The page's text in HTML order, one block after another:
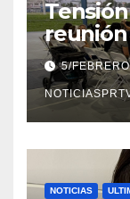
5/
NOTICIAS